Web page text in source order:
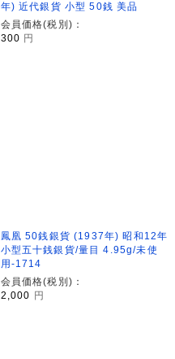
年) 近代銀貨 小型 50銭 美品
会員価格(税別)：
300 円
鳳凰 50銭銀貨 (1937年) 昭和12年
小型五十銭銀貨/量目 4.95g/未使
用-1714
会員価格(税別)：
2,000
円